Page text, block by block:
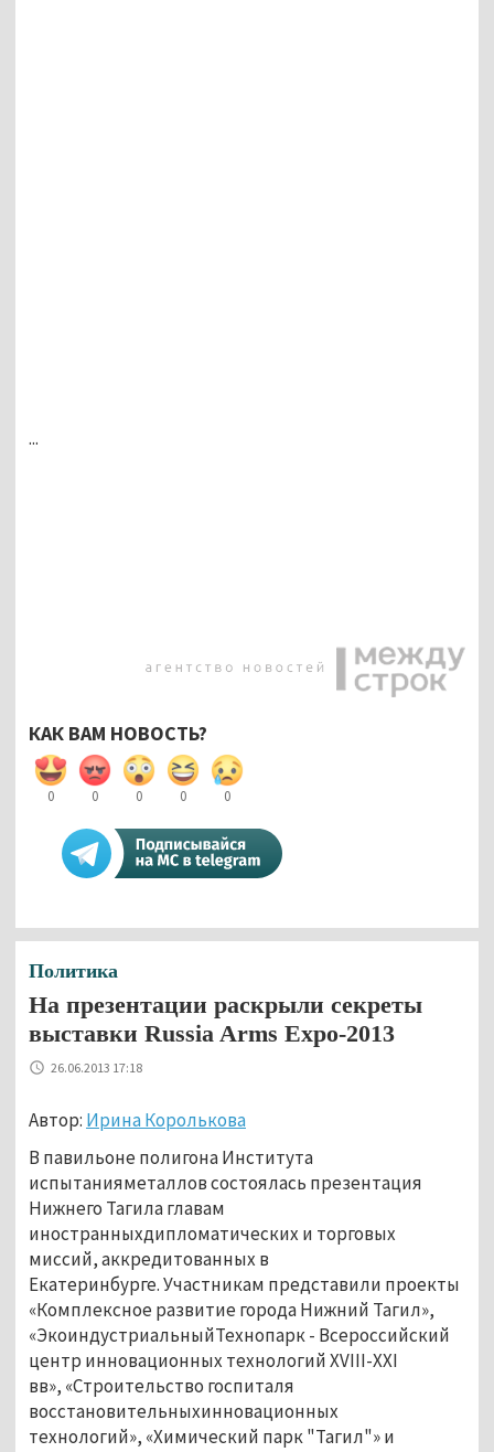
...
КАК ВАМ НОВОСТЬ?
0 0 0 0 0
Политика
На презентации раскрыли секреты
выставки Russia Arms Expo-2013
26.06.2013 17:18
Автор: Ирина Королькова
В павильоне полигона Института
испытанияметаллов состоялась презентация
Нижнего Тагила главам
иностранныхдипломатических и торговых
миссий, аккредитованных в
Екатеринбурге. Участникам представили проекты
«Комплексное развитие города Нижний Тагил»,
«ЭкоиндустриальныйТехнопарк - Всероссийский
центр инновационных технологий XVIII-XXI
вв», «Строительство госпиталя
восстановительныхинновационных
технологий», «Химический парк "Тагил"» и